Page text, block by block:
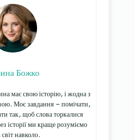
Божко
має свою історію, і жодна з
Моє завдання — помічати,
так, щоб слова торкалися
історії ми краще розуміємо
світ навколо.